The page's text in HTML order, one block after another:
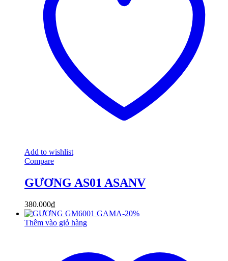
Add to wishlist
Compare
GƯƠNG AS01 ASANV
380.000₫
-20%
Thêm vào giỏ hàng